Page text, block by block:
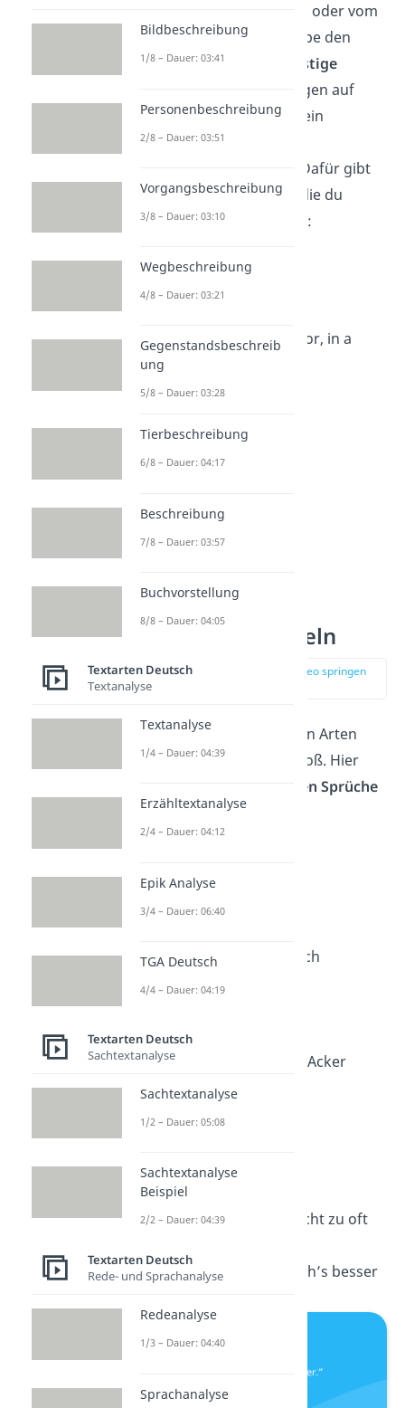
Feierabend ankündigen oder vom
Stammtisch in der Kneipe den
Heimweg antreten?
Lustige
sorgen auf
jeden Fall dafür, dass dein
Aufbruch von einem
Lachen begleitet wird. Dafür gibt
es so einigeKlassiker
, die du
bestimmt schon kennst:
Tschö mit Ö
See you later alligator, in a
Adios Amigos
Witzige
Abschiedsfloskeln
zur Stelle im Video springen
Die Auswahl der lustigen Arten
Tschüss zu sagen ist groß. Hier
witzigsten Sprüche
zum Abschied:
Halt die Ohren steif
Ich verabscheue mich
Ich mach mich vom Acker
Man siebt sich
Chapeau mit O
Mach’s gut, aber nicht zu oft
Mach’s gut, ich mach’s besser
Bildbeschreibung
1/8 – Dauer: 03:41
Personenbeschreibung
2/8 – Dauer: 03:51
Vorgangsbeschreibung
3/8 – Dauer: 03:10
Wegbeschreibung
4/8 – Dauer: 03:21
Gegenstandsbeschreib
ung
5/8 – Dauer: 03:28
Tierbeschreibung
6/8 – Dauer: 04:17
Beschreibung
7/8 – Dauer: 03:57
Buchvorstellung
8/8 – Dauer: 04:05
Textarten Deutsch
Textanalyse
Textanalyse
1/4 – Dauer: 04:39
Erzähltextanalyse
2/4 – Dauer: 04:12
Epik Analyse
3/4 – Dauer: 06:40
TGA Deutsch
4/4 – Dauer: 04:19
Textarten Deutsch
Sachtextanalyse
Sachtextanalyse
1/2 – Dauer: 05:08
Sachtextanalyse
Beispiel
2/2 – Dauer: 04:39
Textarten Deutsch
Rede- und Sprachanalyse
Redeanalyse
1/3 – Dauer: 04:40
Sprachanalyse